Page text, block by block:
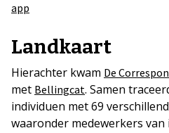
app
Landkaart
Hierachter kwam De
met Bellingcat. Samen
individuen met 69
waaronder medewerkers